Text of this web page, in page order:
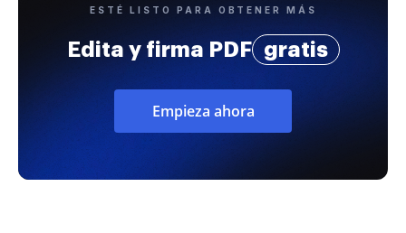
ESTÉ LISTO PARA OBTENER MÁS
Edita y firma PDF gratis
Empieza ahora